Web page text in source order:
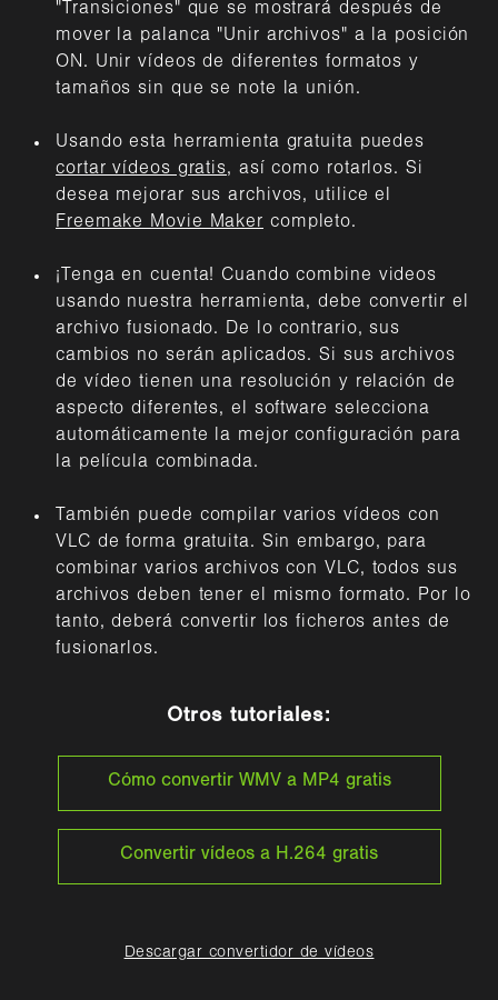
"Transiciones" que se mostrará después de
mover la palanca "Unir archivos" a la posición
ON. Unir vídeos de diferentes formatos y
tamaños sin que se note la unión.
Usando esta herramienta gratuita puedes
cortar vídeos gratis, así como rotarlos. Si
desea mejorar sus archivos, utilice el
Freemake Movie Maker completo.
¡Tenga en cuenta! Cuando combine videos
usando nuestra herramienta, debe convertir el
archivo fusionado. De lo contrario, sus
cambios no serán aplicados. Si sus archivos
de vídeo tienen una resolución y relación de
aspecto diferentes, el software selecciona
automáticamente la mejor configuración para
la película combinada.
También puede compilar varios vídeos con
VLC de forma gratuita. Sin embargo, para
combinar varios archivos con VLC, todos sus
archivos deben tener el mismo formato. Por lo
tanto, deberá convertir los ficheros antes de
fusionarlos.
Otros tutoriales:
Cómo convertir WMV a MP4 gratis
Convertir vídeos a H.264 gratis
Descargar convertidor de vídeos